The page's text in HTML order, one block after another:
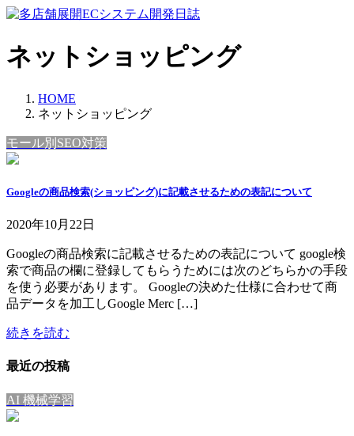
コ
テ
ン
ッ
プ
ナ
ゲ
ー
移
動
ネットショッピング
HOME
ネットショッピング
モール別SEO対策
Googleの商品検索(ショッピング)に記載させるための表記について
2020年10月22日
Googleの商品検索に記載させるための表記について google検
索で商品の欄に登録してもらうためには次のどちらかの手段
を使う必要があります。 Googleの決めた仕様に合わせて商
品データを加工しGoogle Merc […]
続きを読む
最近の投稿
AI 機械学習